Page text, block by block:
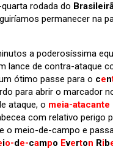
rodada do
permanecer na
a poderosíssima
lance de contra-ataque
ótimo passe para o cen
para abrir o marcador
ataque, o meia-atacante
com relativo perigo
o meio-de-campo e
io-de-campo Everton Rib